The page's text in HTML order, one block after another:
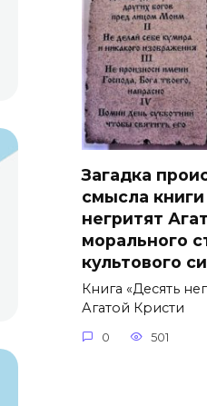
Загадка
смысла
негритят
морального
культового
Книга «Десять
Агатой Кристи
0 501